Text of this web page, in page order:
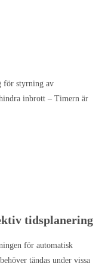
för styrning av
inbrott – Timern är
tidsplanering
för automatisk
tändas under vissa